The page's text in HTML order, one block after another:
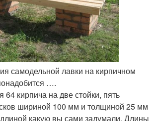
самодельной лавки на кирпичном
….
64 кирпича на две стойки, пять
шириной 100 мм и толщиной 25 мм
какую вы сами задумали. Длины